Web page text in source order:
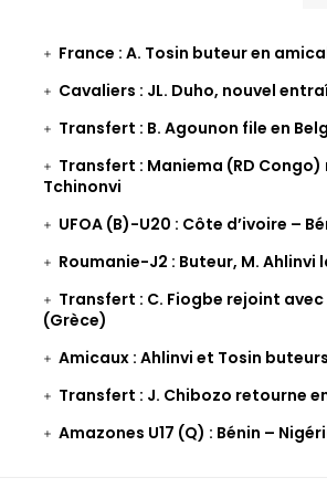
France : A. Tosin buteur en
Cavaliers : JL. Duho, nouvel
Transfert : B. Agounon file en
Transfert : Maniema (RD Congo)
Tchinonvi
UFOA (B)-U20 : Côte d’ivoire –
Roumanie-J2 : Buteur, M. Ahlinvi
Transfert : C. Fiogbe rejoint
(Grèce)
Amicaux : Ahlinvi et Tosin buteurs
Transfert : J. Chibozo retourne
Amazones U17 (Q) : Bénin –